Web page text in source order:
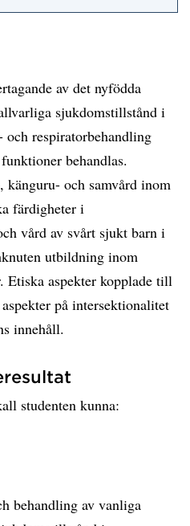
av det nyfödda
sjukdomstillstånd i
och respiratorbehandling
behandlas.
och samvård inom
färdigheter i
vård av svårt sjukt barn i
utbildning inom
Etiska aspekter kopplade till
på intersektionalitet
innehåll.
studenten kunna:
behandling av vanliga